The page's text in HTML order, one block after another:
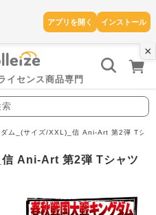
×
アプリを開く インストール
イセンス商品専門
ダム_(サイズ/XXL)_信 Ani-Art 第2弾 Tシャ
Ani-Art 第2弾 Tシャツ